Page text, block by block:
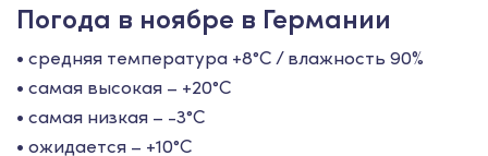
Погода в ноябре в Германии
• средняя температура +8°С / влажность 90%
• самая высокая – +20°С
• самая низкая – -3°С
• ожидается – +10°С